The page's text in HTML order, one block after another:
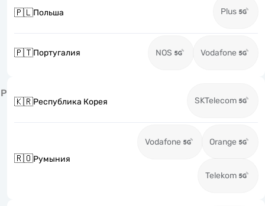
🇵🇱Польша Plus
🇵🇹Португалия NOS Vodafone
Р
🇰🇷Республика Корея SKTelecom
🇷🇴Румыния
Vodafone Orange
Telekom